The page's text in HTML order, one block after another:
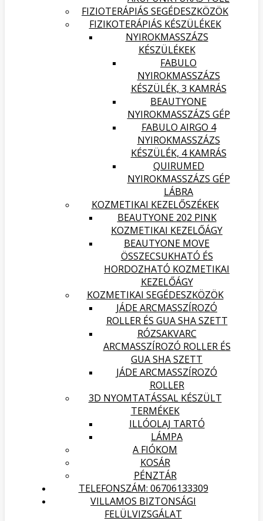
FIZIOTERÁPIÁS SEGÉDESZKÖZÖK
FIZIKOTERÁPIÁS KÉSZÜLÉKEK
NYIROKMASSZÁZS
KÉSZÜLÉKEK
FABULO
NYIROKMASSZÁZS
KÉSZÜLÉK, 3 KAMRÁS
BEAUTYONE
NYIROKMASSZÁZS GÉP
FABULO AIRGO 4
NYIROKMASSZÁZS
KÉSZÜLÉK, 4 KAMRÁS
QUIRUMED
NYIROKMASSZÁZS GÉP
LÁBRA
KOZMETIKAI KEZELŐSZÉKEK
BEAUTYONE 202 PINK
KOZMETIKAI KEZELŐÁGY
BEAUTYONE MOVE
ÖSSZECSUKHATÓ ÉS
HORDOZHATÓ KOZMETIKAI
KEZELŐÁGY
KOZMETIKAI SEGÉDESZKÖZÖK
JÁDE ARCMASSZÍROZÓ
ROLLER ÉS GUA SHA SZETT
RÓZSAKVARC
ARCMASSZÍROZÓ ROLLER ÉS
GUA SHA SZETT
JÁDE ARCMASSZÍROZÓ
ROLLER
3D NYOMTATÁSSAL KÉSZÜLT
TERMÉKEK
ILLÓOLAJ TARTÓ
LÁMPA
A FIÓKOM
KOSÁR
PÉNZTÁR
TELEFONSZÁM: 06706133309
VILLAMOS BIZTONSÁGI
FELÜLVIZSGÁLAT